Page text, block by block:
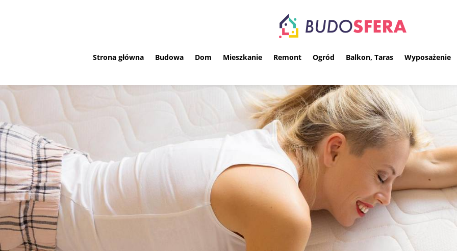
Strona główna Budowa Dom Mieszkanie Remont Ogród Balkon, Taras Wyposażenie